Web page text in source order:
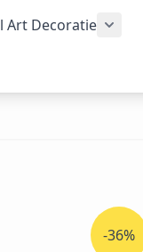
Art Decoratie
-36%